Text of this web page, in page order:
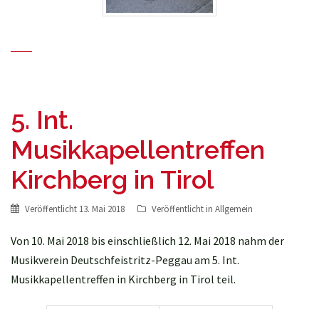
5. Int.
Musikkapellentreffen
Kirchberg in Tirol
Veröffentlicht 13. Mai 2018 Veröffentlicht in Allgemein
Von 10. Mai 2018 bis einschließlich 12. Mai 2018 nahm der
Musikverein Deutschfeistritz-Peggau am 5. Int.
Musikkapellentreffen in Kirchberg in Tirol teil.